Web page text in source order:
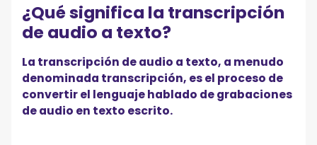
¿Qué significa la transcripción
de audio a texto?
La transcripción de audio a texto, a menudo
denominada transcripción, es el proceso de
convertir el lenguaje hablado de grabaciones
de audio en texto escrito.